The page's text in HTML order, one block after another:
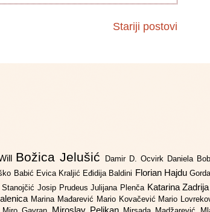
Stariji postovi
Božica Jelušić Damir D. Ocvirk Daniela
Babić Evica Kraljić Eđidija Baldini Florian Hajdu
Josip PrudeusJulijana Plenča Katarina Zadrija
Marina Mađarević Mario Kovačević Mario